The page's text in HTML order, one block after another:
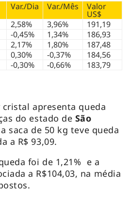
Var./Dia Var./Mês Valor
US$
2,58% 3,96%
191,19
-0,45% 1,34%
186,93
2,17% 1,80%
187,48
0,30% -0,37%
184,56
-0,30% -0,66% 183,79
apresenta queda
do estado de São
saca de 50 kg teve queda
a R$ 93,09.
foi de 1,21% e a
a R$104,03, na média